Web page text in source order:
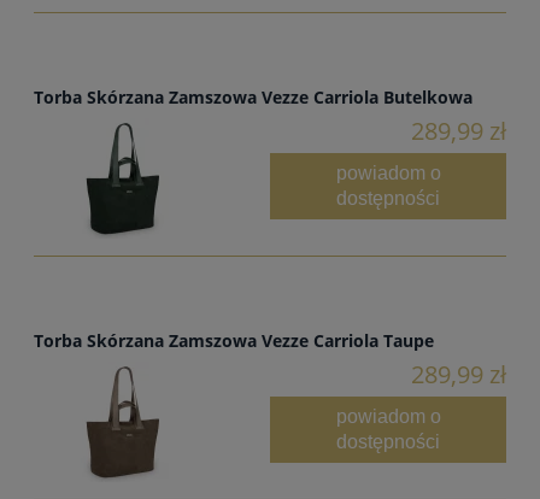
Torba Skórzana Zamszowa Vezze Carriola Butelkowa
289,99 zł
powiadom o
dostępności
Torba Skórzana Zamszowa Vezze Carriola Taupe
289,99 zł
powiadom o
dostępności